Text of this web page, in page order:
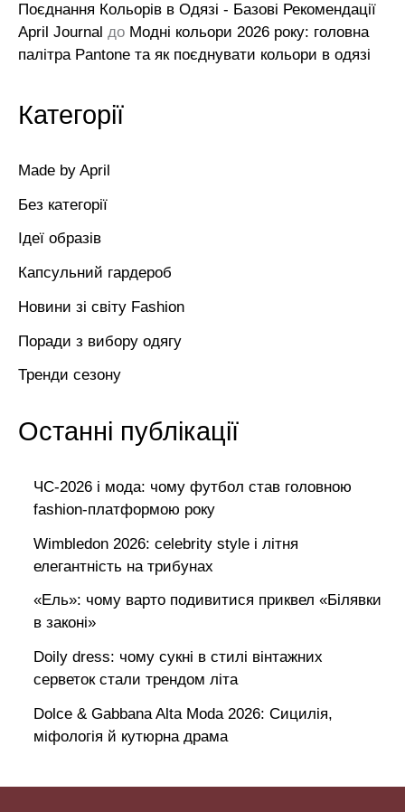
Поєднання Кольорів в Одязі - Базові Рекомендації
April Journal до Модні кольори 2026 року: головна
палітра Pantone та як поєднувати кольори в одязі
Категорії
Made by April
Без категорії
Ідеї образів
Капсульний гардероб
Новини зі світу Fashion
Поради з вибору одягу
Тренди сезону
Останні публікації
ЧС-2026 і мода: чому футбол став головною
fashion-платформою року
Wimbledon 2026: celebrity style і літня
елегантність на трибунах
«Ель»: чому варто подивитися приквел «Білявки
в законі»
Doily dress: чому сукні в стилі вінтажних
серветок стали трендом літа
Dolce & Gabbana Alta Moda 2026: Сицилія,
міфологія й кутюрна драма